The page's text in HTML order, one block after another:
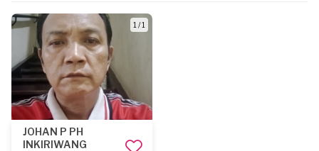
1 / 1
JOHAN P PH
INKIRIWANG